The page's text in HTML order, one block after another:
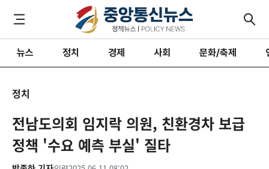
뉴스 정치 경제 사회 문화/축제
정치
전남도의회 임지락 의원, 친환경차 보급
정책 '수요 예측 부실' 질타